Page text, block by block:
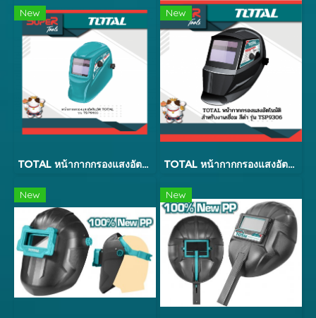
New
TOTAL หน้ากากกรองแสงอัตโนมัติสำหรับงานเชื่อม รุ่น TSP9103
New
TOTAL หน้ากากกรองแสงอัตโนมัติงานเชื่อม สีดำ รุ่น TSP9306
New New